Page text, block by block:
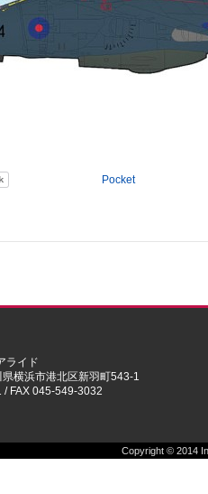
Pocket
ライド
横浜市港北区新羽町543-1
FAX 045-549-3032
Copyright © 2014